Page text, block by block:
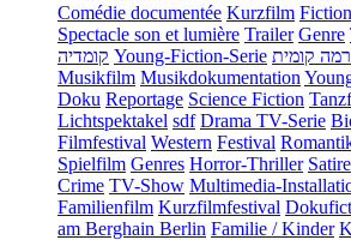
Comédie documentée Kurzfilm Fiction
Spectacle son et lumière Trailer Genre
קומדיה Young-Fiction-Serie קומית
Musikfilm Musikdokumentation
Doku Reportage Science Fiction
Lichtspektakel sdf Drama TV-Serie
Filmfestival Western Festival
Spielfilm Genres Horror-Thriller Satire
Crime TV-Show Multimedia-
Familienfilm Kurzfilmfestival
am Berghain Berlin Familie / Kinder